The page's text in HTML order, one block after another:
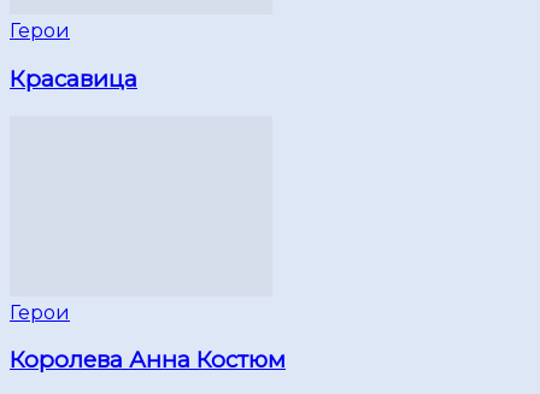
Герои
Красавица
Герои
Королева Анна Костюм